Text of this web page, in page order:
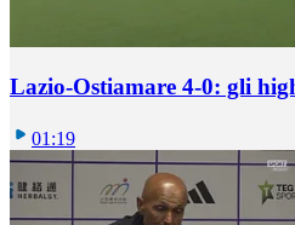
Lazio-Ostiamare 4-0: gli
01:19